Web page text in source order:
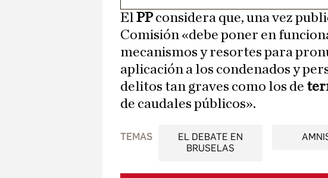
El PPconsidera que, una vez
Comisión «debe poner en
mecanismos y resortes para
aplicación a los condenados y
delitos tan graves como los de
de caudales públicos».
TEMAS
EL DEBATE EN
BRUSELAS